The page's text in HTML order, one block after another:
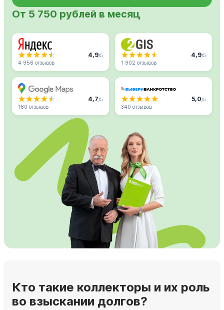
От 5 750 рублей в месяц
4,9/5
4 956 отзывов
4,9/5
1 902 отзывов
4,7/5
180 отзывов
5,0/5
340 отзывов
Кто такие коллекторы и их роль
во взыскании долгов?